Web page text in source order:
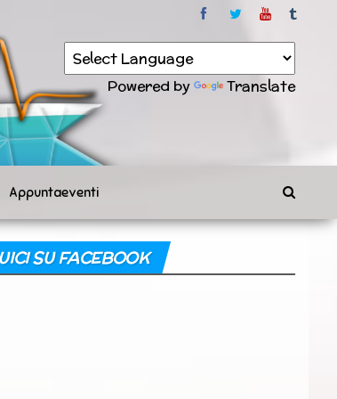
Powered by Translate
Appuntaeventi
SU FACEBOOK